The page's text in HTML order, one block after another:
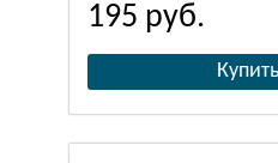
195 руб.